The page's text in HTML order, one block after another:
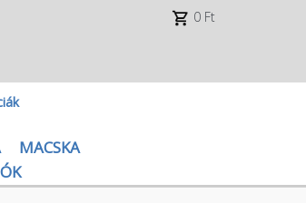
0 Ft
MACSKA